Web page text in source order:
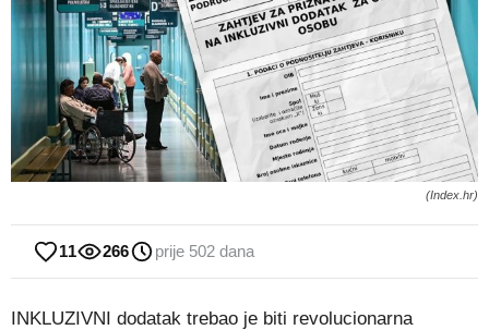
(Index.hr)
11 266 prije 502 dana
INKLUZIVNI dodatak trebao je biti revolucionarna